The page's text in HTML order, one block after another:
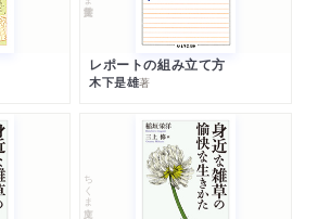
レポートの組み立て方
木下是雄著
ちくま文庫